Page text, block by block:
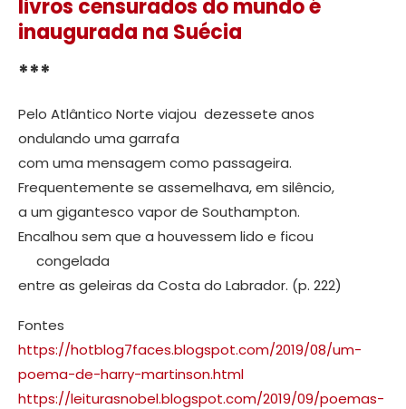
livros censurados do mundo é
inaugurada na Suécia
***
Pelo Atlântico Norte viajou dezessete anos
ondulando uma garrafa
com uma mensagem como passageira.
Frequentemente se assemelhava, em silêncio,
a um gigantesco vapor de Southampton.
Encalhou sem que a houvessem lido e ficou
congelada
entre as geleiras da Costa do Labrador. (p. 222)
Fontes
https://hotblog7faces.blogspot.com/2019/08/um-
poema-de-harry-martinson.html
https://leiturasnobel.blogspot.com/2019/09/poemas-